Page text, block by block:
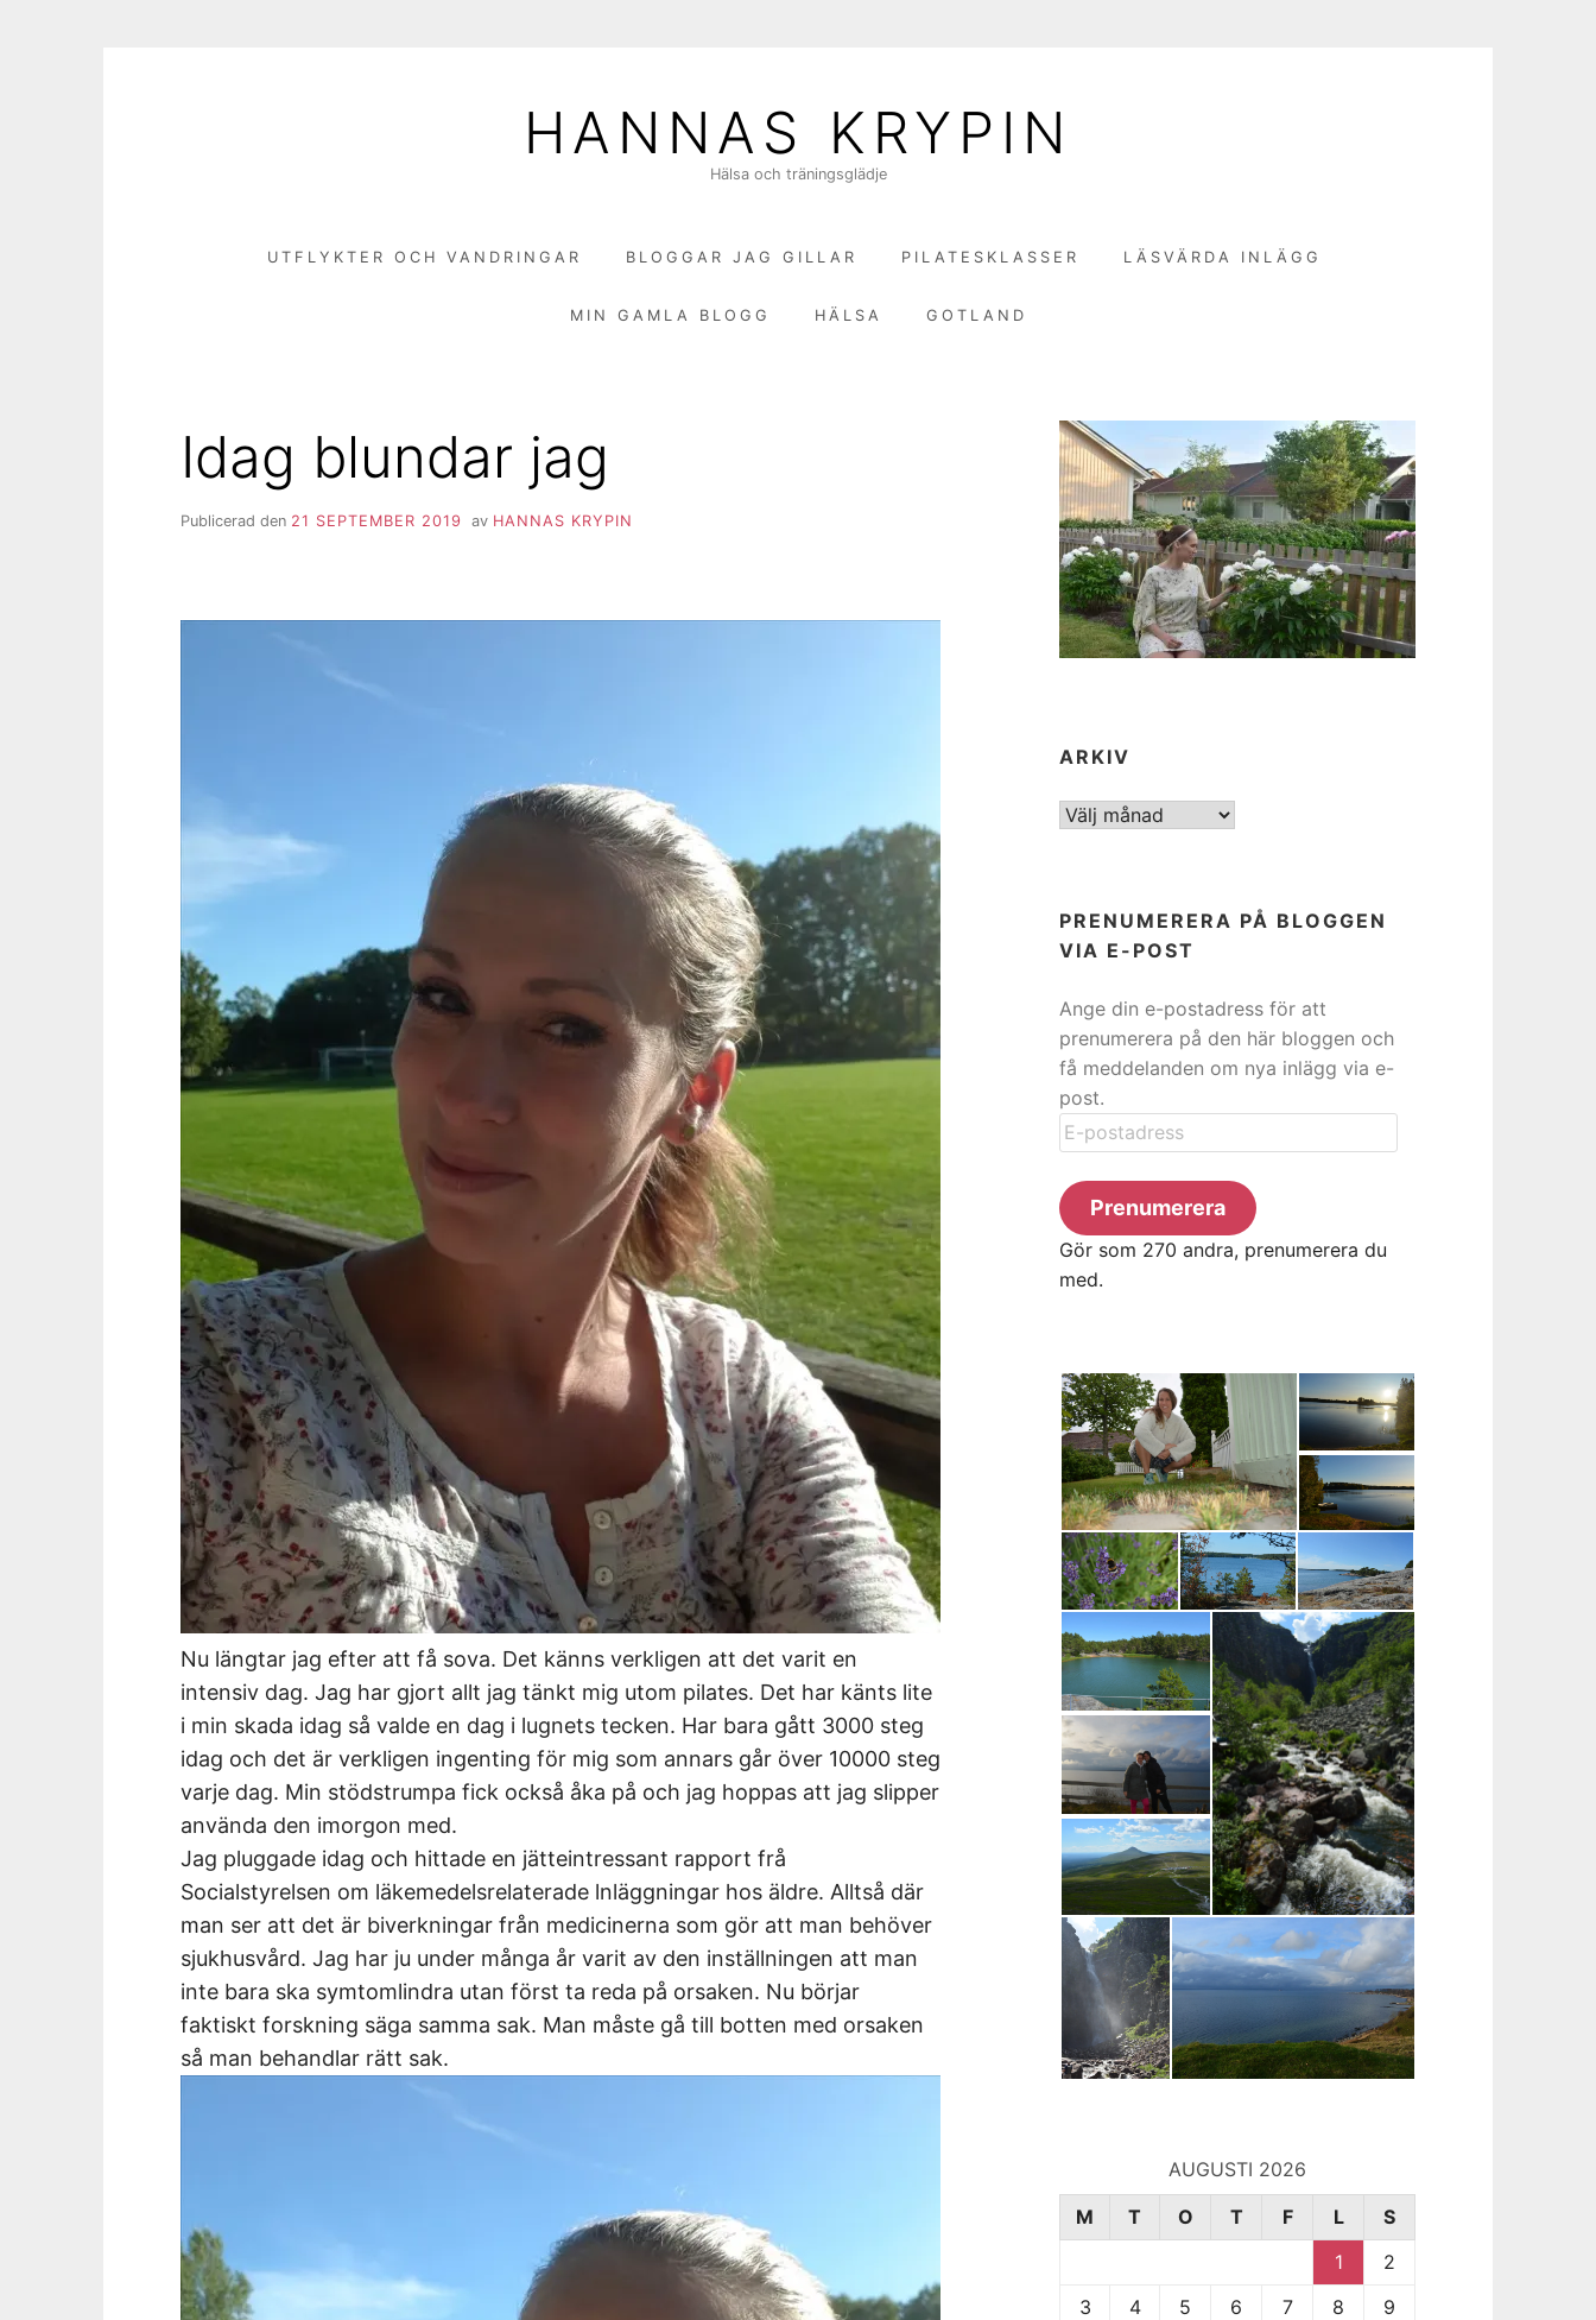
HANNAS KRYPIN
Hälsa och träningsglädje
UTFLYKTER OCH VANDRINGAR BLOGGAR JAG GILLAR PILATESKLASSER LÄSVÄRDA INLÄGG
MIN GAMLA BLOGG HÄLSA GOTLAND
Idag blundar jag
Publicerad den 21 SEPTEMBER 2019 av HANNAS KRYPIN
Nu längtar jag efter att få sova. Det känns verkligen att det varit en
intensiv dag. Jag har gjort allt jag tänkt mig utom pilates. Det har känts lite
i min skada idag så valde en dag i lugnets tecken. Har bara gått 3000 steg
idag och det är verkligen ingenting för mig som annars går över 10000 steg
varje dag. Min stödstrumpa fick också åka på och jag hoppas att jag slipper
använda den imorgon med.
Jag pluggade idag och hittade en jätteintressant rapport frå
Socialstyrelsen om läkemedelsrelaterade lnläggningar hos äldre. Alltså där
man ser att det är biverkningar från medicinerna som gör att man behöver
sjukhusvård. Jag har ju under många år varit av den inställningen att man
inte bara ska symtomlindra utan först ta reda på orsaken. Nu börjar
faktiskt forskning säga samma sak. Man måste gå till botten med orsaken
så man behandlar rätt sak.
ARKIV
ARKIV
PRENUMERERA PÅ BLOGGEN
VIA E-POST
Ange din e-postadress för att
prenumerera på den här bloggen och
få meddelanden om nya inlägg via e-
post.
E-
postadress
Prenumerera
Gör som 270 andra, prenumerera du
med.
AUGUSTI 2026
M
T O T F L
S
1
2
3
4 5 6 7 8
9